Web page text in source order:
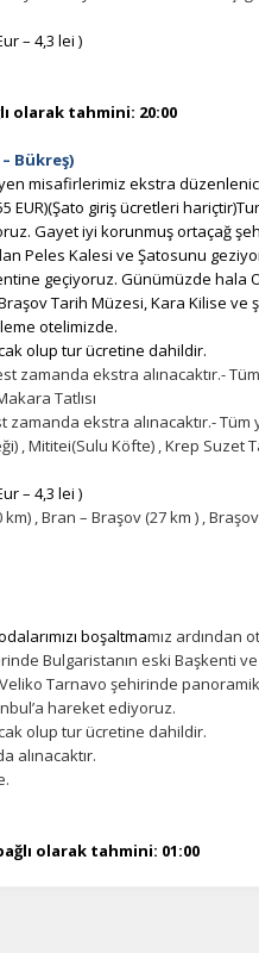
sayfaların popüler olduğunu ve
Size ve ilgi alanlarınıza uygun
Kapatırsanız reklamları görmeye
alakalı olabilirler.
Tümünü Reddet Tümünü
– 4,3 lei )
olarak tahmini: 20:00
Bükreş)
misafirlerimiz ekstra
EUR)(Şato giriş ücretleri
Gayet iyi korunmuş ortaçağ
Peles Kalesi ve Şatosunu
geçiyoruz. Günümüzde hala
Tarih Müzesi, Kara Kilise ve
otelimizde.
olup tur ücretine dahildir.
zamanda ekstra alınacaktır.-
Tatlısı
ekstra alınacaktır.-Tüm
, Mititei(Sulu Köfte) , Krep Suzet
– 4,3 lei )
, Bran – Braşov (27 km ) ,
boşaltmamız ardından
Bulgaristanın eski Başkenti
Tarnavo şehirinde
hareket ediyoruz.
olup tur ücretine dahildir.
alınacaktır.
olarak tahmini: 01:00